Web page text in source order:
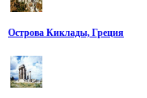
Острова Киклады, Греция